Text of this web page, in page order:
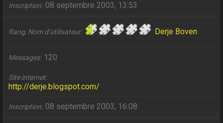
Inscription 08 septembre 2003, 13:53
Rang, Nom d’utilisateur Derje Boven
Messages 120
Site internet
http://derje.blogspot.com/
Inscription 08 septembre 2003, 16:08